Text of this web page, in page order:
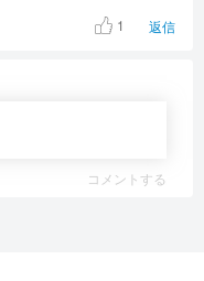
1 返信
コメントする